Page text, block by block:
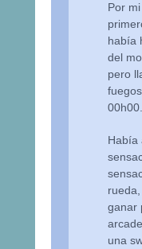
Por
había
del
pero
00h00.
Había
ganar
una